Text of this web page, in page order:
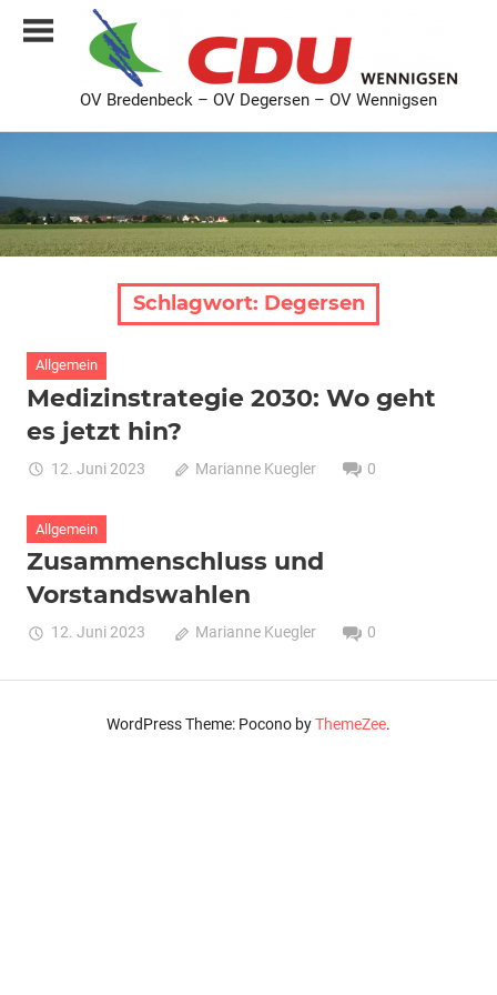
Inhalt
CDU
Bredenbeck
Degersen
Wennigsen
OV Bredenbeck – OV Degersen – OV Wennigsen
Schlagwort: Degersen
Allgemein
Medizinstrategie 2030: Wo geht
es jetzt hin?
12. Juni 2023 Marianne Kuegler 0
Allgemein
Zusammenschluss und
Vorstandswahlen
12. Juni 2023 Marianne Kuegler 0
WordPress Theme: Pocono byThemeZee.